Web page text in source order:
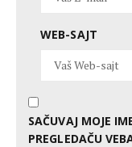
WEB-SAJT
SAČUVAJ MOJE
PREGLEDAČU